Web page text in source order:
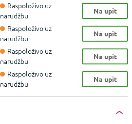
Raspoloživo uz
narudžbu
Na upit
Raspoloživo uz
narudžbu
Na upit
Raspoloživo uz
narudžbu
Na upit
Raspoloživo uz
narudžbu
Na upit